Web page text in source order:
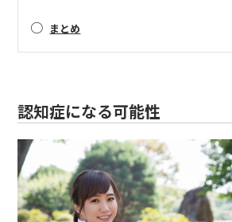
○ まとめ
認知症になる可能性